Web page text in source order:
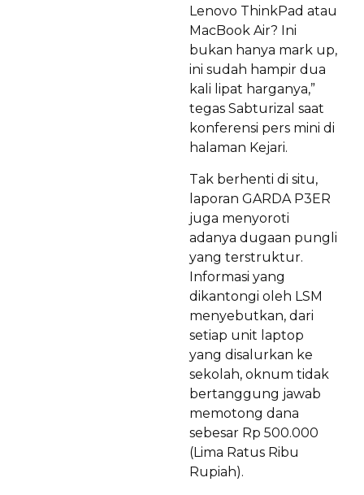
Lenovo ThinkPad atau
MacBook Air? Ini
bukan hanya mark up,
ini sudah hampir dua
kali lipat harganya,”
tegas Sabturizal saat
konferensi pers mini di
halaman Kejari.
Tak berhenti di situ,
laporan GARDA P3ER
juga menyoroti
adanya dugaan pungli
yang terstruktur.
Informasi yang
dikantongi oleh LSM
menyebutkan, dari
setiap unit laptop
yang disalurkan ke
sekolah, oknum tidak
bertanggung jawab
memotong dana
sebesar Rp 500.000
(Lima Ratus Ribu
Rupiah).